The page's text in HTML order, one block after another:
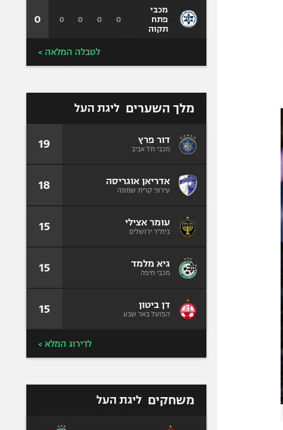
מכבי
פתח
תקוה
0
0
0
0
0
לטבלה המלאה >
מלך השערים ליגת העל
דור פרץ
מכבי תל אביב 19
אדריאן אוגריסה
עירוני קרית שמונה 18
עומר אצילי
בית"ר ירושלים 15
גיא מלמד
מכבי חיפה 15
דן ביטון
הפועל באר שבע 15
לדירוג המלא >
משחקים ליגת העל